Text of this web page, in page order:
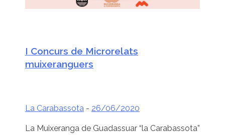
I Concurs de Microrelats
muixeranguers
La Carabassota - 26/06/2020
La Muixeranga de Guadassuar “la Carabassota”